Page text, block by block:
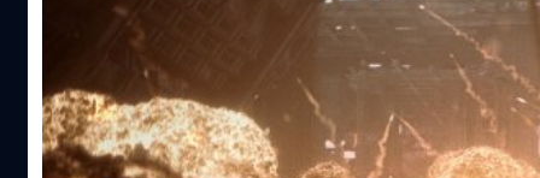
การต่อสู้กับบอสใน Armored Core 6 จะเป็น
ไฮไลต์สำคัญของเกมนี้
การต่อสู้กับบอสใน Armored Core 6 จะเป็นไฮไลต์สำคัญของ
เกมนี้